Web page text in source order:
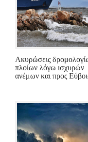
Ακυρώσεις
πλοίων λόγω ισχυρών
ανέμων και προς